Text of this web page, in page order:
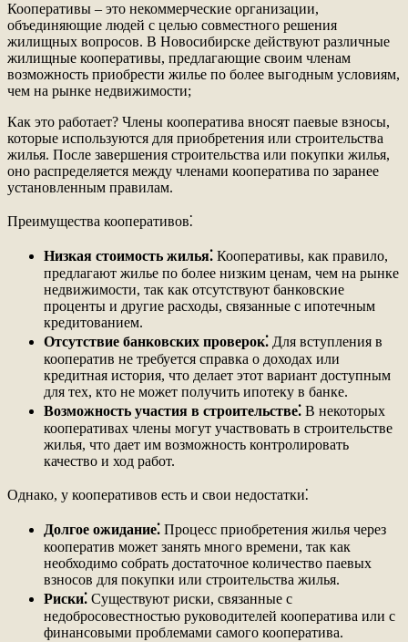
Кооперативы – это некоммерческие организации,
объединяющие людей с целью совместного решения
жилищных вопросов. В Новосибирске действуют различные
жилищные кооперативы, предлагающие своим членам
возможность приобрести жилье по более выгодным условиям,
чем на рынке недвижимости;
Как это работает? Члены кооператива вносят паевые взносы,
которые используются для приобретения или строительства
жилья. После завершения строительства или покупки жилья,
оно распределяется между членами кооператива по заранее
установленным правилам.
Преимущества кооперативов⁚
Низкая стоимость жилья⁚ Кооперативы, как правило,
предлагают жилье по более низким ценам, чем на рынке
недвижимости, так как отсутствуют банковские
проценты и другие расходы, связанные с ипотечным
кредитованием.
Отсутствие банковских проверок⁚ Для вступления в
кооператив не требуется справка о доходах или
кредитная история, что делает этот вариант доступным
для тех, кто не может получить ипотеку в банке.
Возможность участия в строительстве⁚ В некоторых
кооперативах члены могут участвовать в строительстве
жилья, что дает им возможность контролировать
качество и ход работ.
Однако, у кооперативов есть и свои недостатки⁚
Долгое ожидание⁚ Процесс приобретения жилья через
кооператив может занять много времени, так как
необходимо собрать достаточное количество паевых
взносов для покупки или строительства жилья.
Риски⁚ Существуют риски, связанные с
недобросовестностью руководителей кооператива или с
финансовыми проблемами самого кооператива.